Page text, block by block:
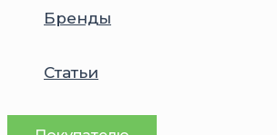
Бренды
Статьи